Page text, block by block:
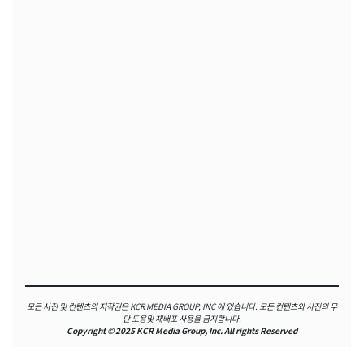
모든 사진 및 컨텐츠의 저작권은 KCR MEDIA GROUP, INC 에 있습니다. 모든 컨텐츠와 사진의 무
단 도용및 재배포 사용을 금지합니다.
Copyright © 2025 KCR Media Group, Inc. All rights Reserved